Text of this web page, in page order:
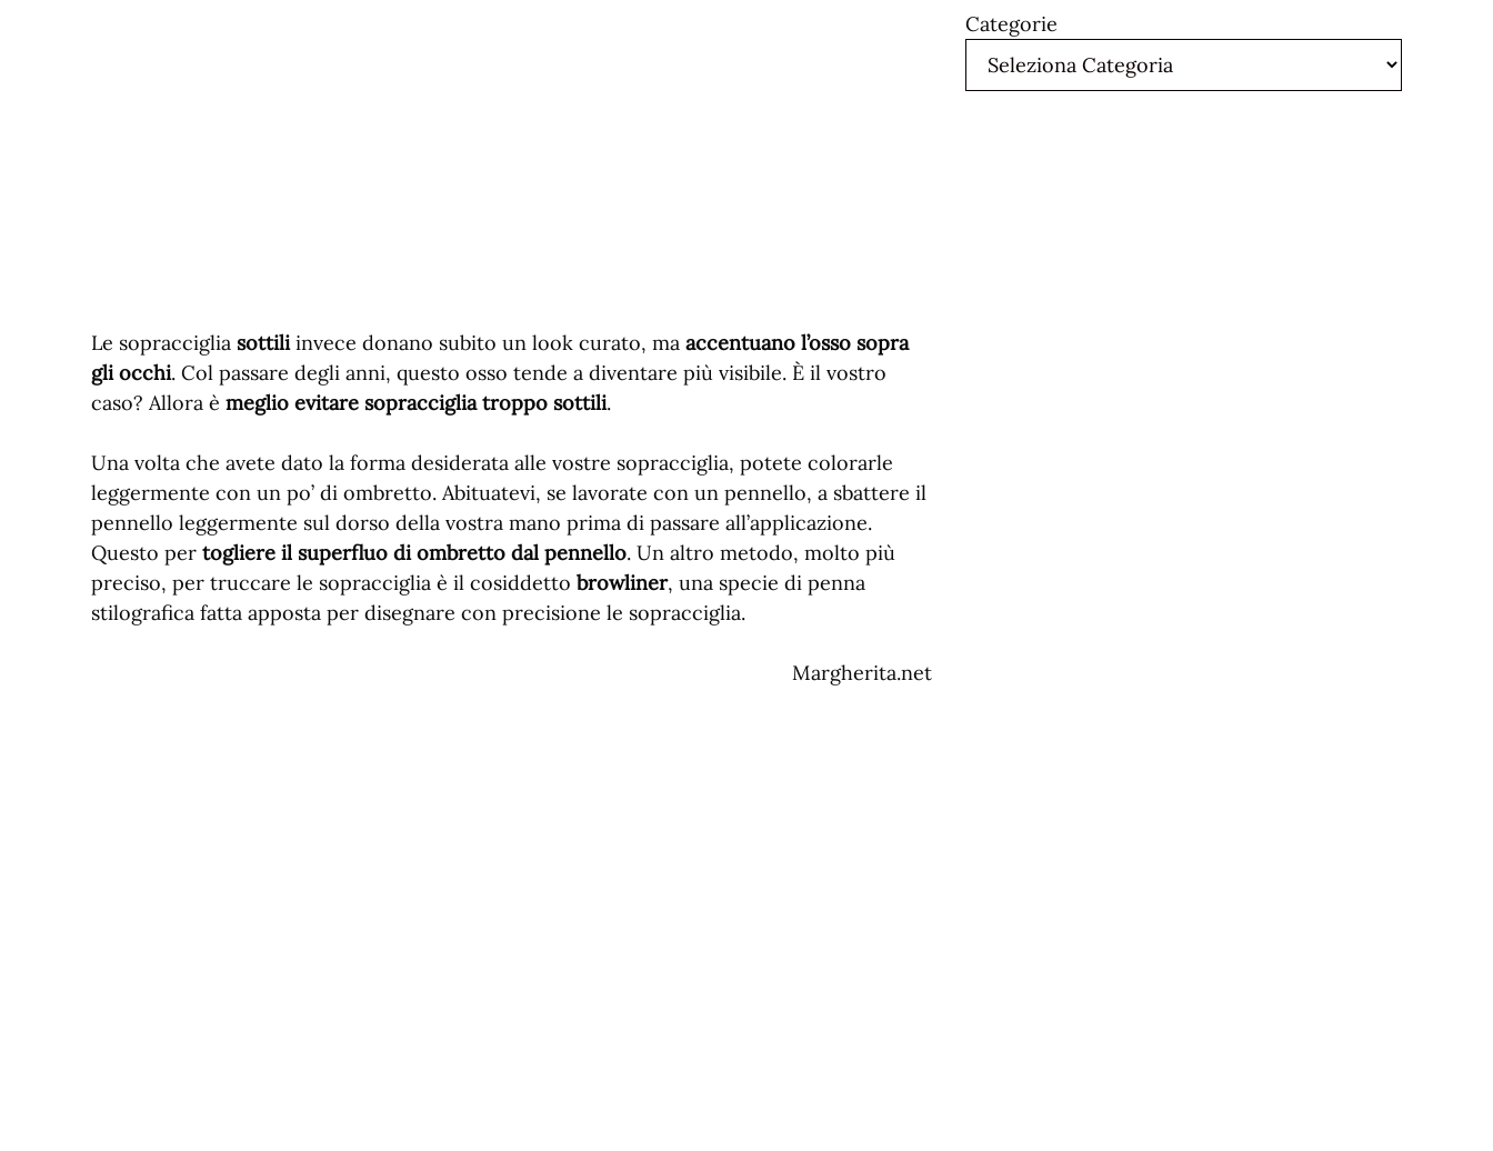
Le sopracciglia sottiliinvece donano subito un look curato, ma accentuano l’osso sopra
gli occhi. Col passare degli anni, questo osso tende a diventare più visibile. È il vostro
caso? Allora è meglio evitare sopracciglia troppo sottili.
Una volta che avete dato la forma desiderata alle vostre sopracciglia, potete colorarle
leggermente con un po’ di ombretto. Abituatevi, se lavorate con un pennello, a sbattere il
pennello leggermente sul dorso della vostra mano prima di passare all’applicazione.
Questo per togliere il superfluo di ombretto dal pennello. Un altro metodo, molto più
preciso, per truccare le sopracciglia è il cosiddetto browliner, una specie di penna
stilografica fatta apposta per disegnare con precisione le sopracciglia.
Margherita.net
Categorie